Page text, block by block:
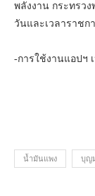
พลังงาน กระทรวง
วันและเวลาราชก
-การใช้งานแอปฯ
น้ำมันแพง บุญ